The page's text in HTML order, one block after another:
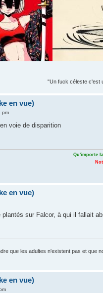
"Un fuck céleste c'est
en vue)
pm
voie de disparition
Qu'importe
en vue)
sur Falcor, à qui il fallait
que les adultes n'existent pas et que
en vue)